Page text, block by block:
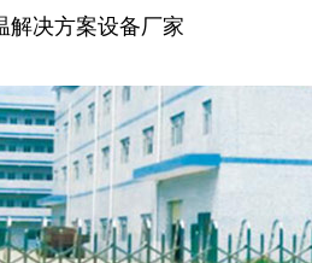
解决方案设备厂家